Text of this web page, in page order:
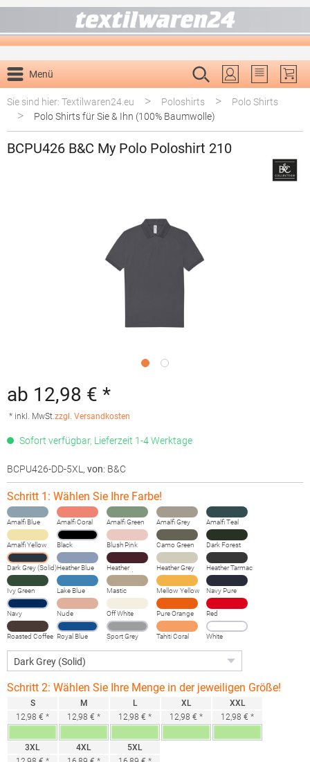
Menü
Du hast 0
Sie sind hier: Textilwaren24.eu
> Poloshirts > Polo Shirts
> Polo Shirts für Sie & Ihn (100% Baumwolle)
BCPU426 B&C My Polo Poloshirt 210
ab 12,98 € *
* inkl. MwSt.zzgl. Versandkosten
Sofort verfügbar, Lieferzeit 1-4 Werktage
BCPU426-DD-5XL , von: B&C
Schritt 1: Wählen Sie Ihre Farbe!
Amalfi Blue Amalfi Coral Amalfi Green Amalfi Grey Amalfi Teal
Amalfi Yellow Black Blush Pink Camo Green Dark Forest
Dark Grey (Solid)Heather Blue
Heather
Burgundy
Heather Grey
Fog
Heather Tarmac
Ivy Green Lake Blue Mastic Mellow Yellow Navy Pure
Navy Nude Off White Pure Orange Red
Roasted Coffee Royal Blue
Sport Grey
(Heather)
Tahiti Coral White
Schritt 2: Wählen Sie Ihre Menge in der jeweiligen Größe!
S
12,98 € *
M
12,98 € *
L
12,98 € *
XL
12,98 € *
XXL
12,98 € *
3XL
4XL
5XL